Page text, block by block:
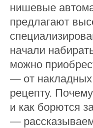
нишевые
предлагают
начали
можно
— от накладных
рецепту.
и как борются
—